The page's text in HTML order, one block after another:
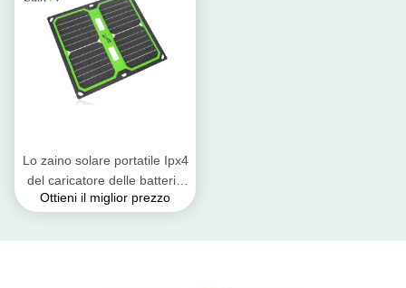
Lo zaino solare portatile Ipx4
del caricatore delle batterie
del telefono cellulare
Ottieni il miglior prezzo